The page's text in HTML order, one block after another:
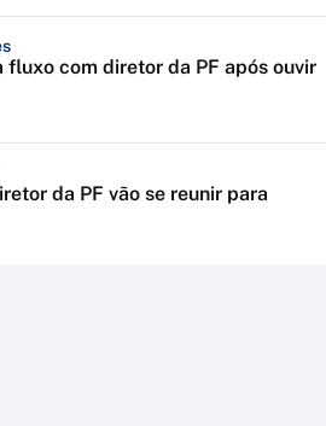
fluxo com diretor da PF após ouvir
da PF vão se reunir para